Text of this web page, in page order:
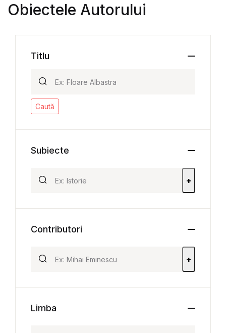
Obiectele Autorului
Titlu
Caută
Subiecte
+
Contributori
+
Limba